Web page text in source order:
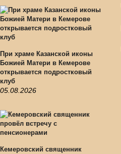
При храме Казанской иконы
Божией Матери в Кемерове
открывается подростковый
клуб
05.08.2026
Кемеровский священник